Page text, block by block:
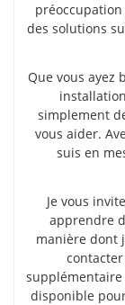
des solutions
Que vous ayez
simplement
vous aider.
suis en
Je vous
apprendre
manière dont
disponible